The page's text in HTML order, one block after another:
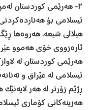
٢- هەرێمی کوردستان
ئیسلامی بۆ
هیلالی شیعە. ھەروەھا
ئارەزووی خۆی ھەموو
هەرێمی کوردستان له
ئیسلامی له عێراق و
ڕژێم زۆرتر له هەر
هەزینەکانی کۆماری